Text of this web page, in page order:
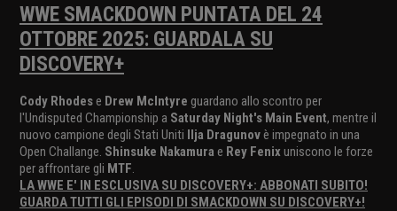
WWE SMACKDOWN PUNTATA DEL 24
OTTOBRE 2025: GUARDALA SU
DISCOVERY+
Cody Rhodese Drew McIntyre guardano allo scontro per
l'Undisputed Championship a Saturday Night's Main Event, mentre il
nuovo campione degli Stati Uniti Ilja Dragunovè impegnato in una
Open Challange. Shinsuke Nakamura e Rey Fenixuniscono le forze
per affrontare gli MTF.
LA WWE E' IN ESCLUSIVA SU DISCOVERY+: ABBONATI SUBITO!
GUARDA TUTTI GLI EPISODI DI SMACKDOWN SU DISCOVERY+!